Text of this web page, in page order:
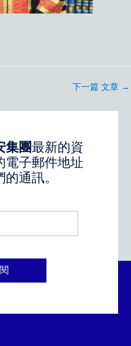
下一篇 文章 →
集團最新的資
電子郵件地址
通訊。